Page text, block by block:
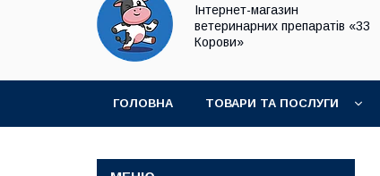
Інтернет-магазин
ветеринарних препаратів «33
Корови»
ГОЛОВНА ТОВАРИ ТА ПОСЛУГИ